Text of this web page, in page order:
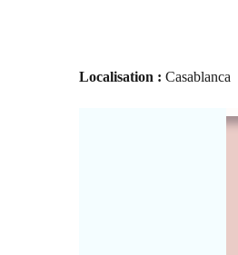
Localisation : Casablanca